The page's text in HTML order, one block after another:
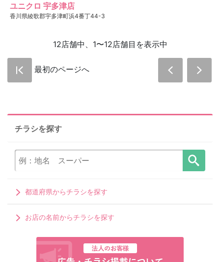
ユニクロ 宇多津店
香川県綾歌郡宇多津町浜4番丁44-3
12店舗中、1〜12店舗目を表示中
最初のページへ
チラシを探す
都道府県からチラシを探す
お店の名前からチラシを探す